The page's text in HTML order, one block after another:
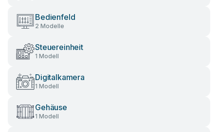
Bedienfeld
2 Modelle
Steuereinheit
1 Modell
Digitalkamera
1 Modell
Gehäuse
1 Modell